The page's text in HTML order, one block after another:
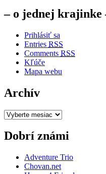
– o jednej krajinke
Prihlásiť sa
Entries RSS
Comments RSS
Kľúče
Mapa webu
Archív
Archív
Dobrí známi
Adventure Trio
Chovan.net